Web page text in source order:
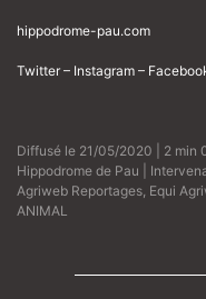
hippodrome-pau.com
Twitter – Instagram –
Diffusé le 21/05/2020 | 2 min
Hippodrome de Pau |
Agriweb Reportages Equi
ANIMAL